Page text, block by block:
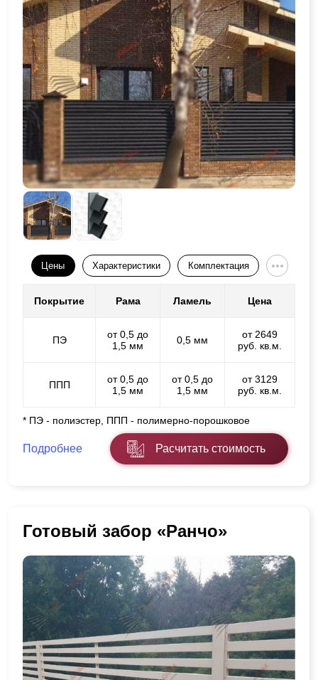
Цены Характеристики Комплектация
Покрытие Рама Ламель Цена
ПЭ
от 0,5 до
1,5 мм
0,5 мм
от 2649
руб. кв.м.
ППП
от 0,5 до
1,5 мм
от 0,5 до
1,5 мм
от 3129
руб. кв.м.
* ПЭ - полиэстер, ППП - полимерно-порошковое
Подробнее Расчитать стоимость
Готовый забор «Ранчо»